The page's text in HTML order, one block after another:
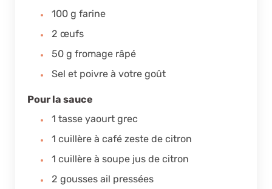
100 g farine
2 œufs
50 g fromage râpé
Sel et poivre à votre goût
Pour la sauce
1 tasse yaourt grec
1 cuillère à café zeste de citron
1 cuillère à soupe jus de citron
2 gousses ail pressées